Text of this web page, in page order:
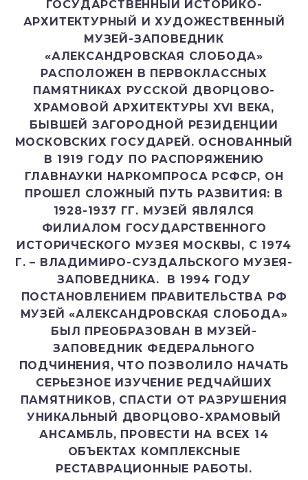
ГОСУДАРСТВЕННЫЙ ИСТОРИКО-
АРХИТЕКТУРНЫЙ И ХУДОЖЕСТВЕННЫЙ
МУЗЕЙ-ЗАПОВЕДНИК
«АЛЕКСАНДРОВСКАЯ CЛОБОДА»
РАСПОЛОЖЕН В ПЕРВОКЛАССНЫХ
ПАМЯТНИКАХ РУССКОЙ ДВОРЦОВО-
ХРАМОВОЙ АРХИТЕКТУРЫ XVI ВЕКА,
БЫВШЕЙ ЗАГОРОДНОЙ РЕЗИДЕНЦИИ
МОСКОВСКИХ ГОСУДАРЕЙ. ОСНОВАННЫЙ
В 1919 ГОДУ ПО РАСПОРЯЖЕНИЮ
ГЛАВНАУКИ НАРКОМПРОСА РСФСР, ОН
ПРОШЕЛ СЛОЖНЫЙ ПУТЬ РАЗВИТИЯ: В
1928-1937 ГГ. МУЗЕЙ ЯВЛЯЛСЯ
ФИЛИАЛОМ ГОСУДАРСТВЕННОГО
ИСТОРИЧЕСКОГО МУЗЕЯ МОСКВЫ, С 1974
Г. – ВЛАДИМИРО-СУЗДАЛЬСКОГО МУЗЕЯ-
ЗАПОВЕДНИКА. В 1994 ГОДУ
ПОСТАНОВЛЕНИЕМ ПРАВИТЕЛЬСТВА РФ
МУЗЕЙ «АЛЕКСАНДРОВСКАЯ CЛОБОДА»
БЫЛ ПРЕОБРАЗОВАН В МУЗЕЙ-
ЗАПОВЕДНИК ФЕДЕРАЛЬНОГО
ПОДЧИНЕНИЯ, ЧТО ПОЗВОЛИЛО НАЧАТЬ
СЕРЬЕЗНОЕ ИЗУЧЕНИЕ РЕДЧАЙШИХ
ПАМЯТНИКОВ, СПАСТИ ОТ РАЗРУШЕНИЯ
УНИКАЛЬНЫЙ ДВОРЦОВО-ХРАМОВЫЙ
АНСАМБЛЬ, ПРОВЕСТИ НА ВСЕХ 14
ОБЪЕКТАХ КОМПЛЕКСНЫЕ
РЕСТАВРАЦИОННЫЕ РАБОТЫ.